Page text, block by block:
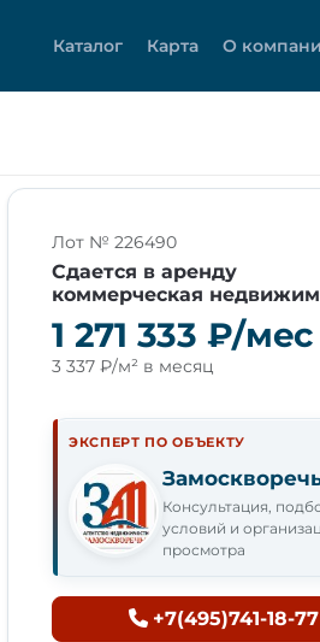
Каталог Карта О
Лот № 226490
Сдается в аренду
коммерческая
1 271 333 ₽/мес
3 337 ₽/м² в месяц
ЭКСПЕРТ ПО ОБЪЕКТУ
Консультация,
условий и
просмотра
+7(495)741-18-77